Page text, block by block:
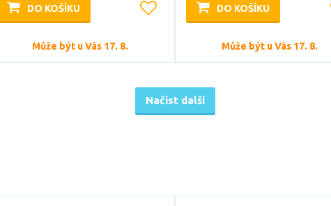
DO KOŠÍKU
Může být u Vás 17. 8.
DO KOŠÍKU
Může být u Vás 17. 8.
Načíst další